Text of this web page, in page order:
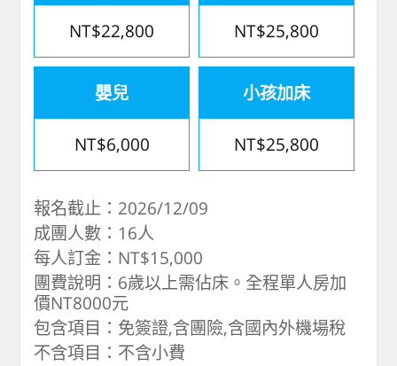
NT$22,800 NT$25,800
嬰兒
NT$6,000
小孩加床
NT$25,800
報名截止：2026/12/09
成團人數：16人
每人訂金：NT$15,000
團費說明：6歲以上需佔床。全程單人房加
價NT8000元
包含項目：免簽證,含團險,含國內外機場稅
不含項目：不含小費